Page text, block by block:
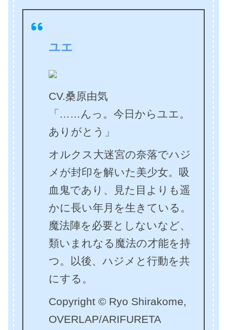
ユエ
CV.桑原由気
「……んっ。今日からユエ。
ありがとう」
オルクス大迷宮の奈落でハジ
メが封印を解いた美少女。吸
血鬼であり、見た目よりも遥
かに長い年月を生きている。
魔法陣を必要としないなど、
類いまれなる魔法の才能を持
つ。以後、ハジメと行動を共
にする。
Copyright © Ryo Shirakome,
OVERLAP/ARIFURETA